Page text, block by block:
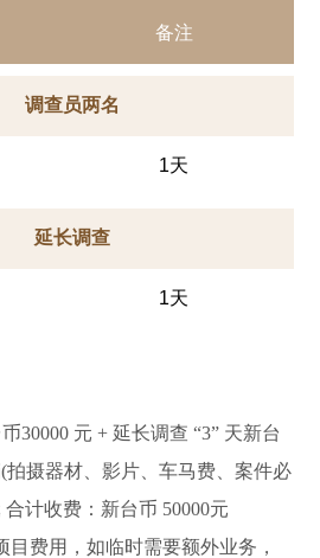
备注
调查员两名
1天
延长调查
1天
30000 元 + 延长调查 “3” 天新台
拍摄器材、影片、车马费、案件必
计收费：新台币 50000元
费用，如临时需要额外业务，